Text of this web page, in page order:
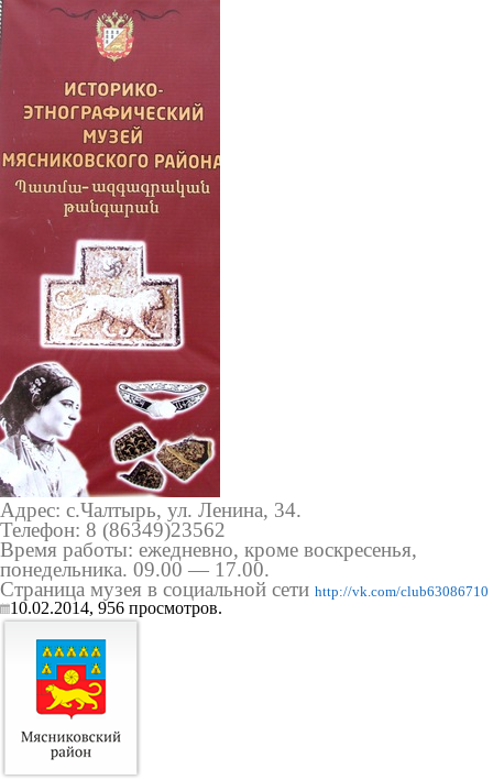
Адрес: с.Чалтырь, ул. Ленина, 34.
Телефон: 8 (86349)23562
Время работы: ежедневно, кроме воскресенья,
понедельника. 09.00 — 17.00.
Страница музея в социальной сети http://vk.com/club63086710
10.02.2014, 956 просмотров.